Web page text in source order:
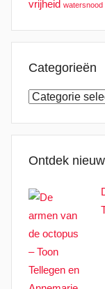
vrijheid watersnood
Categorieën
Categorieën
Ontdek